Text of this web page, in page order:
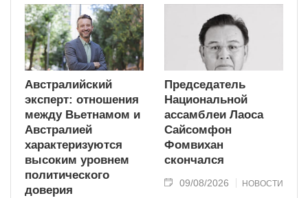
Австралийский
эксперт: отношения
между Вьетнамом и
Австралией
характеризуются
высоким уровнем
политического
доверия
Председатель
Национальной
ассамблеи Лаоса
Сайсомфон
Фомвихан
скончался
09/08/2026 НОВОСТИ